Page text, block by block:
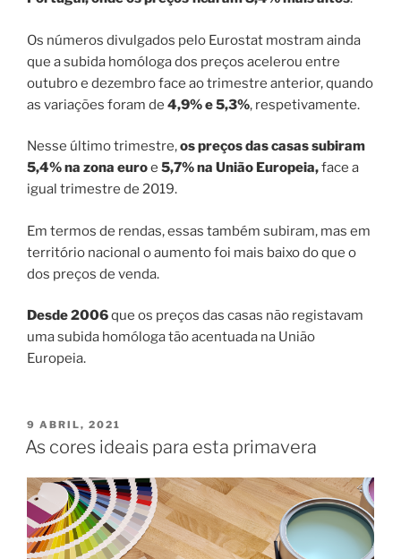
Os números divulgados pelo Eurostat mostram ainda
que a subida homóloga dos preços acelerou entre
outubro e dezembro face ao trimestre anterior, quando
as variações foram de 4,9% e 5,3%, respetivamente.
Nesse último trimestre,os preços das casas subiram
5,4% na zona euroe 5,7% na União Europeia,face a
igual trimestre de 2019.
Em termos de rendas, essas também subiram, mas em
território nacional o aumento foi mais baixo do que o
dos preços de venda.
Desde 2006que os preços das casas não registavam
uma subida homóloga tão acentuada na União
Europeia.
PUBLICADO
EM
9 ABRIL, 2021
As cores ideais para esta primavera